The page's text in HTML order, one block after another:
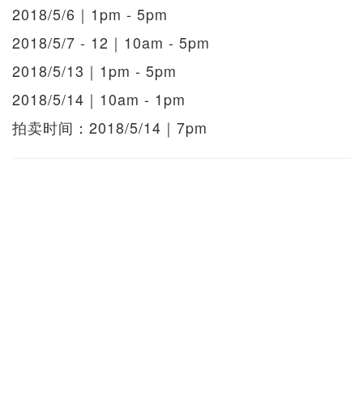
2018/5/6｜1pm - 5pm
2018/5/7 - 12｜10am - 5pm
2018/5/13｜1pm - 5pm
2018/5/14｜10am - 1pm
拍卖时间：2018/5/14｜7pm